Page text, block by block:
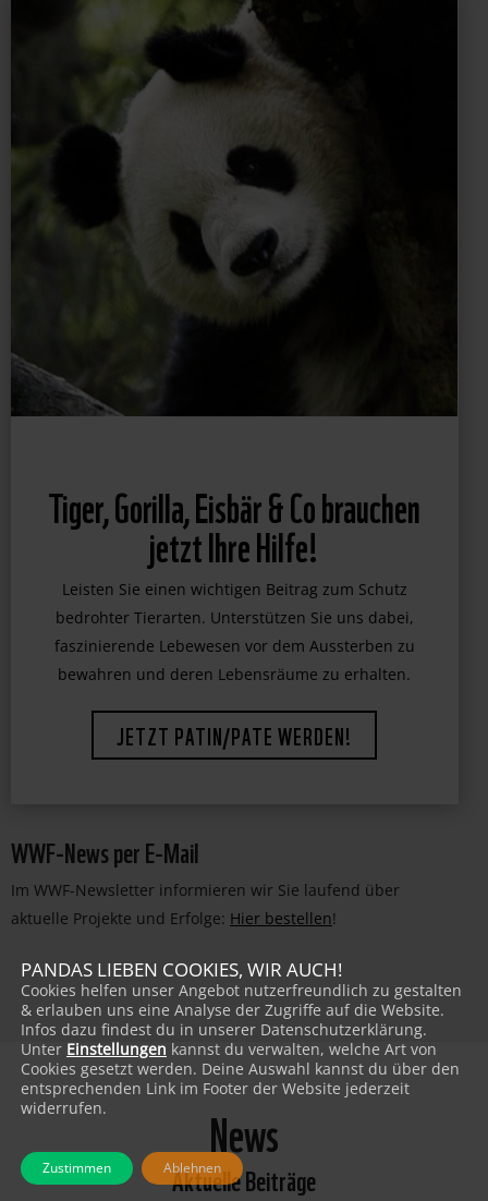
WWF-News per E-Mail
Im WWF-Newsletter informieren wir Sie laufend über
aktuelle Projekte und Erfolge: Hier bestellen!
News
Aktuelle Beiträge
PANDAS LIEBEN COOKIES, WIR AUCH!
Cookies helfen unser Angebot nutzerfreundlich zu gestalten
& erlauben uns eine Analyse der Zugriffe auf die Website.
Infos dazu findest du in unserer Datenschutzerklärung.
Unter Einstellungen kannst du verwalten, welche Art von
Cookies gesetzt werden. Deine Auswahl kannst du über den
entsprechenden Link im Footer der Website jederzeit
widerrufen.
Zustimmen Ablehnen